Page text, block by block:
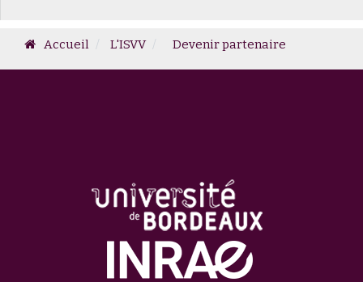
Accueil L'ISVV Devenir partenaire